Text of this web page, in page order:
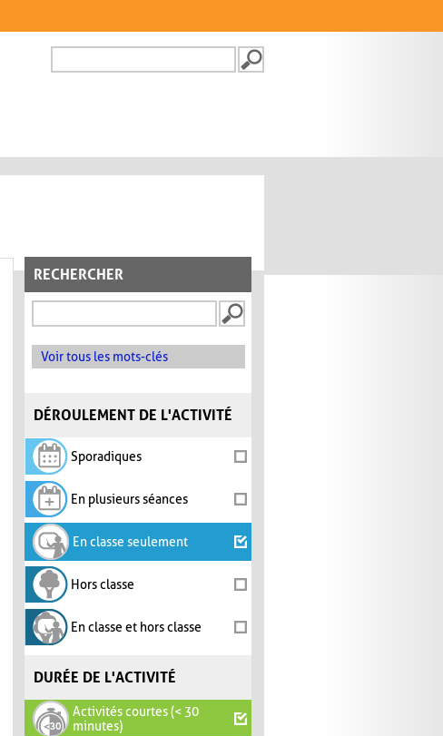
FORMULAIRE DE
RECHERCHER
Voir tous les mots-clés
DÉROULEMENT DE L'ACTIVITÉ
Sporadiques
En plusieurs séances
En classe seulement
Hors classe
En classe et hors classe
DURÉE DE L'ACTIVITÉ
Activités courtes (< 30
minutes)